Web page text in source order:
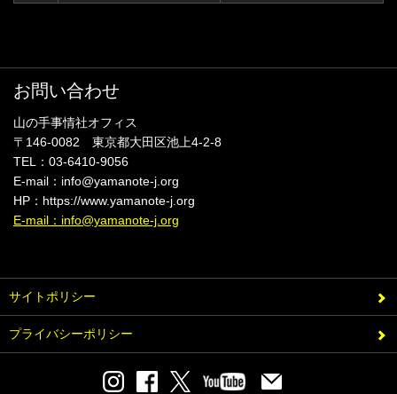
お問い合わせ
山の手事情社オフィス
〒146-0082 東京都大田区池上4-2-8
TEL：03-6410-9056
E-mail：info@yamanote-j.org
HP：https://www.yamanote-j.org
E-mail：info@yamanote-j.org
サイトポリシー
プライバシーポリシー